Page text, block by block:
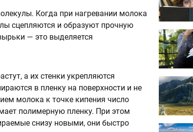
Когда при нагревании молока
сцепляются и образуют прочную
— это выделяется
а их стенки укрепляются
в пленку на поверхности и не
молока к точке кипения число
полимерную пленку. При этом
снизу новыми, они быстро